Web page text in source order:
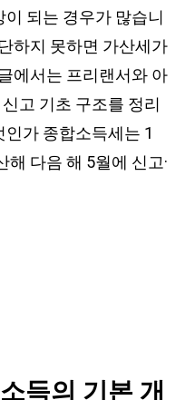
되는 경우가 많습니
하지 못하면 가산세가
에서는 프리랜서와 아
고 기초 구조를 정리
가 종합소득세는 1
해 다음 해 5월에 신고·
득의 기본 개